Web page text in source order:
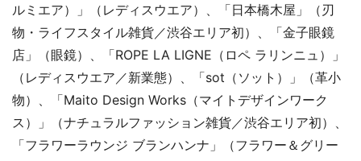
ルミエア）」（レディスウエア）、「日本橋木屋」（刃
物・ライフスタイル雑貨／渋谷エリア初）、「金子眼鏡
店」（眼鏡）、「ROPE LA LIGNE（ロペ ラリンニュ）」
（レディスウエア／新業態）、「sot（ソット）」（革小
物）、「Maito Design Works（マイトデザインワーク
ス）」（ナチュラルファッション雑貨／渋谷エリア初）、
「フラワーラウンジ ブランハンナ」（フラワー＆グリー